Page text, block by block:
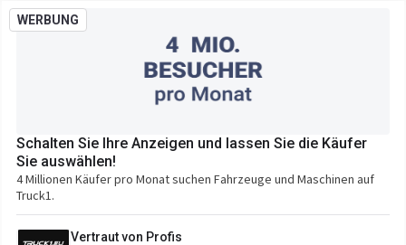
WERBUNG
Schalten Sie Ihre Anzeigen und lassen Sie die Käufer
Sie auswählen!
4 Millionen Käufer pro Monat suchen Fahrzeuge und Maschinen auf
Truck1.
Vertraut von Profis